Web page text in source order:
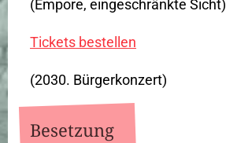
(Empore, eingeschränkte Sicht)
Tickets bestellen
(2030. Bürgerkonzert)
Besetzung